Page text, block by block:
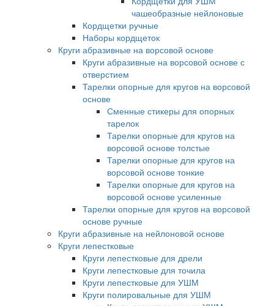
чашеобразные нейлоновые
Кордщетки ручные
Наборы кордщеток
Круги абразивные на ворсовой основе
Круги абразивные на ворсовой основе с
отверстием
Тарелки опорные для кругов на ворсовой
основе
Сменные стикеры для опорных
тарелок
Тарелки опорные для кругов на
ворсовой основе толстые
Тарелки опорные для кругов на
ворсовой основе тонкие
Тарелки опорные для кругов на
ворсовой основе усиленные
Тарелки опорные для кругов на ворсовой
основе ручные
Круги абразивные на нейлоновой основе
Круги лепестковые
Круги лепестковые для дрели
Круги лепестковые для точила
Круги лепестковые для УШМ
Круги полировальные для УШМ